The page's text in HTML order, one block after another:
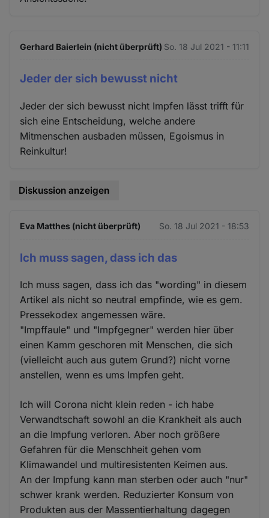
Gerhard Baierlein (nicht überprüft) So. 18 Jul 2021 - 11:11
Jeder der sich bewusst nicht
Jeder der sich bewusst nicht Impfen lässt trifft für
sich eine Entscheidung, welche andere
Mitmenschen ausbaden müssen, Egoismus in
Reinkultur!
Diskussion anzeigen
Eva Matthes (nicht überprüft) So. 18 Jul 2021 - 18:53
Ich muss sagen, dass ich das
Ich muss sagen, dass ich das "wording" in diesem
Artikel als nicht so neutral empfinde, wie es gem.
Pressekodex angemessen wäre.
"Impffaule" und "Impfgegner" werden hier über
einen Kamm geschoren mit Menschen, die sich
(vielleicht auch aus gutem Grund?) nicht vorne
anstellen, wenn es ums Impfen geht.
Ich will Corona nicht klein reden - ich habe
Verwandtschaft sowohl an die Krankheit als auch
an die Impfung verloren. Aber noch größere
Gefahren für die Menschheit gehen vom
Klimawandel und multiresistenten Keimen aus.
An der Impfung kann man sterben oder auch "nur"
schwer krank werden. Reduzierter Konsum von
Produkten aus der Massentierhaltung dagegen